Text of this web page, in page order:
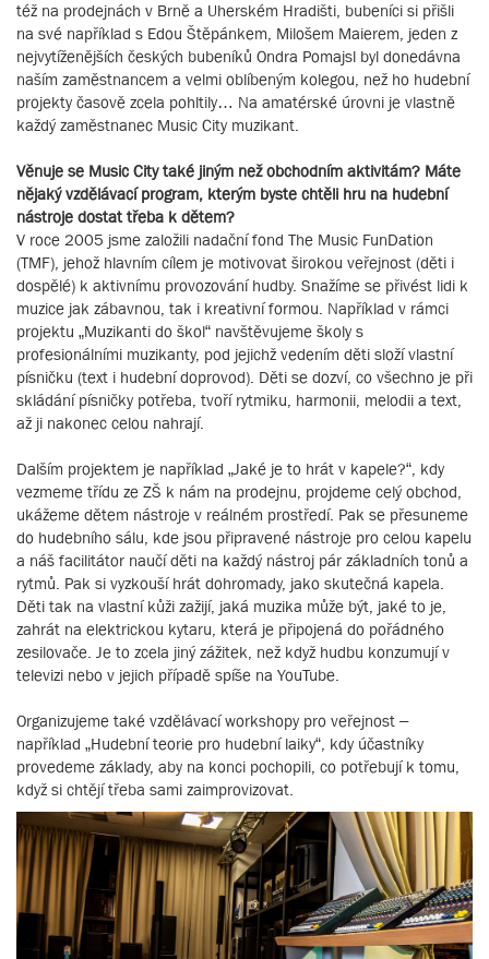
též na prodejnách v Brně a Uherském Hradišti, bubeníci si přišli
na své například s Edou Štěpánkem, Milošem Maierem, jeden z
nejvytíženějších českých bubeníků Ondra Pomajsl byl donedávna
naším zaměstnancem a velmi oblíbeným kolegou, než ho hudební
projekty časově zcela pohltily… Na amatérské úrovni je vlastně
každý zaměstnanec Music City muzikant.
Věnuje se Music City také jiným než obchodním aktivitám? Máte
nějaký vzdělávací program, kterým byste chtěli hru na hudební
nástroje dostat třeba k dětem?
V roce 2005 jsme založili nadační fond The Music FunDation
(TMF), jehož hlavním cílem je motivovat širokou veřejnost (děti i
dospělé) k aktivnímu provozování hudby. Snažíme se přivést lidi k
muzice jak zábavnou, tak i kreativní formou. Například v rámci
projektu „Muzikanti do škol“ navštěvujeme školy s
profesionálními muzikanty, pod jejichž vedením děti složí vlastní
písničku (text i hudební doprovod). Děti se dozví, co všechno je při
skládání písničky potřeba, tvoří rytmiku, harmonii, melodii a text,
až ji nakonec celou nahrají.
Dalším projektem je například „Jaké je to hrát v kapele?“, kdy
vezmeme třídu ze ZŠ k nám na prodejnu, projdeme celý obchod,
ukážeme dětem nástroje v reálném prostředí. Pak se přesuneme
do hudebního sálu, kde jsou připravené nástroje pro celou kapelu
a náš facilitátor naučí děti na každý nástroj pár základních tonů a
rytmů. Pak si vyzkouší hrát dohromady, jako skutečná kapela.
Děti tak na vlastní kůži zažijí, jaká muzika může být, jaké to je,
zahrát na elektrickou kytaru, která je připojená do pořádného
zesilovače. Je to zcela jiný zážitek, než když hudbu konzumují v
televizi nebo v jejich případě spíše na YouTube.
Organizujeme také vzdělávací workshopy pro veřejnost –
například „Hudební teorie pro hudební laiky“, kdy účastníky
provedeme základy, aby na konci pochopili, co potřebují k tomu,
když si chtějí třeba sami zaimprovizovat.